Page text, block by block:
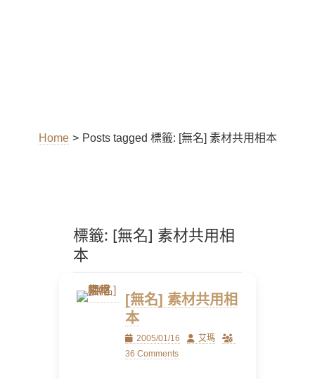
Home > Posts tagged 標籤: [無名] 素材共用相本
標籤: [無名] 素材共用相
本
[無名] 素材共用相
本
Posted
on
2005/01/16 Author
艾瑪
36 Comments